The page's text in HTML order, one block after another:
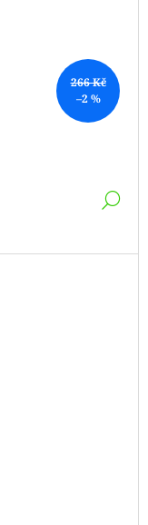
266 Kč
–2 %